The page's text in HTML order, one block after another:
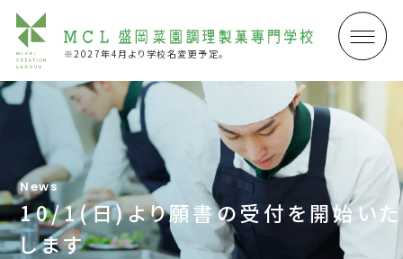
※2027年4月より学校名変更予定。
News
10/1(日)より願書の受付を開始いた
します